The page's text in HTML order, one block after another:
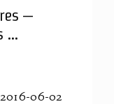
–
...
06-02